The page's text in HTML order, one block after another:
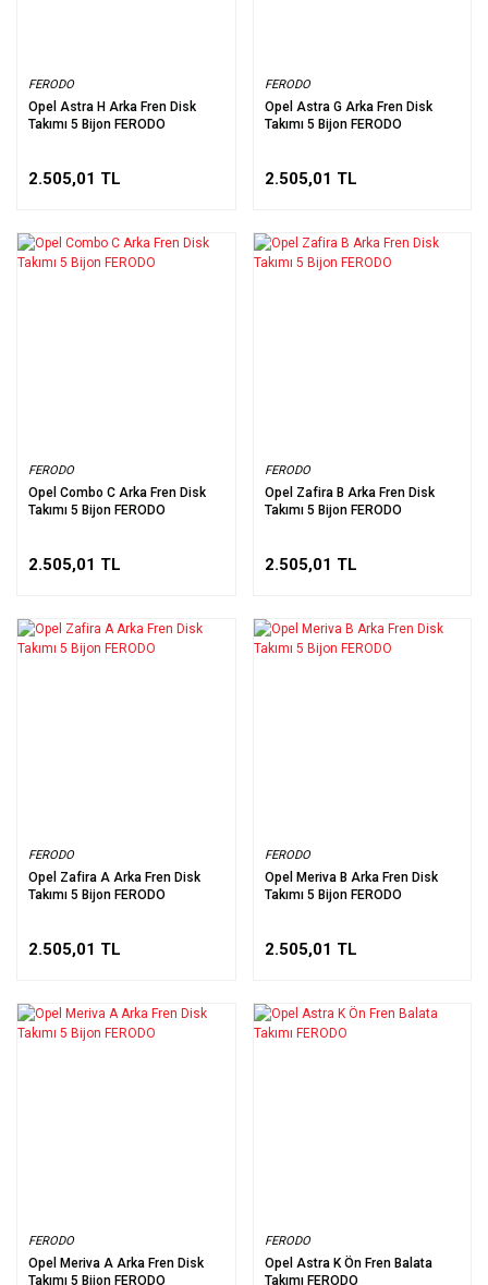
FERODO
Opel Astra H Arka Fren Disk
Takımı 5 Bijon FERODO
2.505,01 TL
FERODO
Opel Astra G Arka Fren Disk
Takımı 5 Bijon FERODO
2.505,01 TL
FERODO
Opel Combo C Arka Fren Disk
Takımı 5 Bijon FERODO
2.505,01 TL
FERODO
Opel Zafira B Arka Fren Disk
Takımı 5 Bijon FERODO
2.505,01 TL
FERODO
Opel Zafira A Arka Fren Disk
Takımı 5 Bijon FERODO
2.505,01 TL
FERODO
Opel Meriva B Arka Fren Disk
Takımı 5 Bijon FERODO
2.505,01 TL
FERODO
Opel Meriva A Arka Fren Disk
Takımı 5 Bijon FERODO
FERODO
Opel Astra K Ön Fren Balata
Takımı FERODO